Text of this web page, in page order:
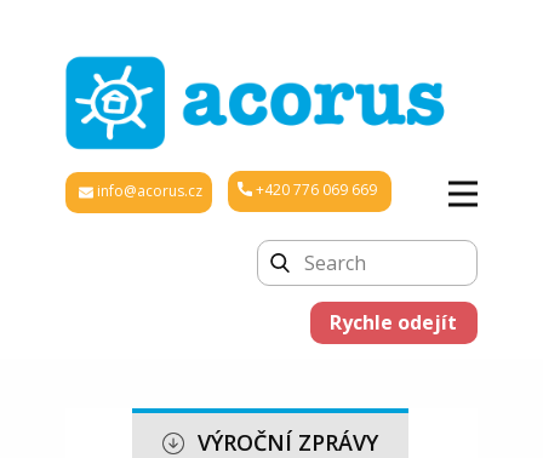
info@acorus.cz +420 776 069 669
Rychle odejít
VÝROČNÍ ZPRÁVY